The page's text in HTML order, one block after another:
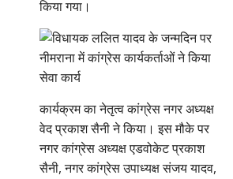
किया गया।
कार्यक्रम का नेतृत्व कांग्रेस नगर अध्यक्ष
वेद प्रकाश सैनी ने किया। इस मौके पर
नगर कांग्रेस अध्यक्ष एडवोकेट प्रकाश
सैनी, नगर कांग्रेस उपाध्यक्ष संजय यादव,